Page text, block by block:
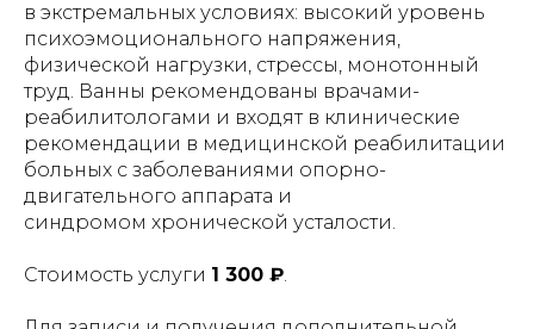
в экстремальных условиях: высокий уровень
психоэмоционального напряжения,
физической нагрузки, стрессы, монотонный
труд. Ванны рекомендованы врачами-
реабилитологами и входят в клинические
рекомендации в медицинской реабилитации
больных с заболеваниями опорно-
двигательного аппарата и
синдромом хронической усталости.
Стоимость услуги 1 300 ₽.